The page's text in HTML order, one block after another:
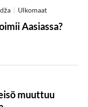
Ulkomaat
Aasiassa?
muuttuu